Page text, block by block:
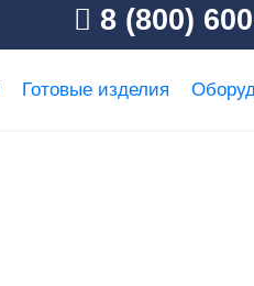
8 (800)
Готовые изделия